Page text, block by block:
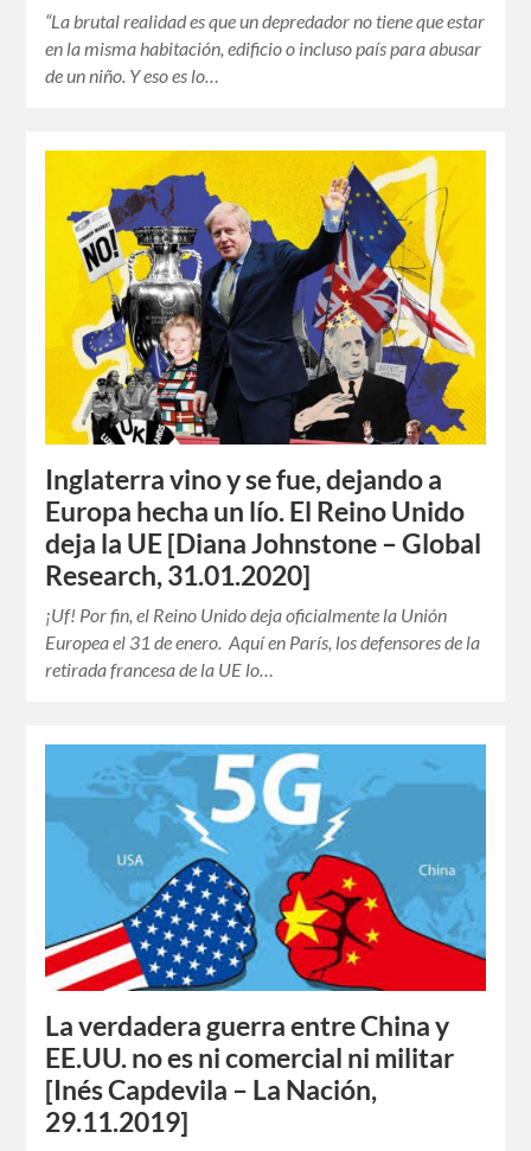
“La brutal realidad es que un depredador no tiene que estar
en la misma habitación, edificio o incluso país para abusar
de un niño. Y eso es lo…
Inglaterra vino y se fue, dejando a
Europa hecha un lío. El Reino Unido
deja la UE [Diana Johnstone – Global
Research, 31.01.2020]
¡Uf! Por fin, el Reino Unido deja oficialmente la Unión
Europea el 31 de enero. Aquí en París, los defensores de la
retirada francesa de la UE lo…
La verdadera guerra entre China y
EE.UU. no es ni comercial ni militar
[Inés Capdevila – La Nación,
29.11.2019]